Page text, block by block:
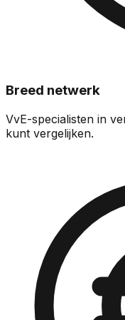
Breed netwerk
VvE-specialisten in
kunt vergelijken.